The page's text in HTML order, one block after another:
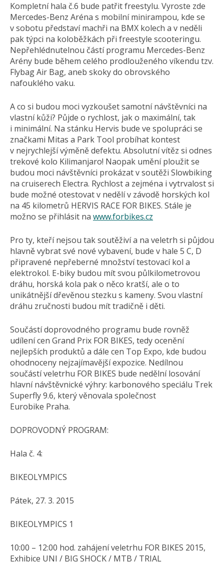
Kompletní hala č.6 bude patřit freestylu. Vyroste zde
Mercedes-Benz Aréna s mobilní minirampou, kde se
v sobotu představí machři na BMX kolech a v neděli
pak týpci na koloběžkách při freestyle scooteringu.
Nepřehlédnutelnou částí programu Mercedes-Benz
Arény bude během celého prodlouženého víkendu tzv.
Flybag Air Bag, aneb skoky do obrovského
nafouklého vaku.
A co si budou moci vyzkoušet samotní návštěvníci na
vlastní kůži? Půjde o rychlost, jak o maximální, tak
i minimální. Na stánku Hervis bude ve spolupráci se
značkami Mitas a Park Tool probíhat kontest
v nejrychlejší výměně defektu. Absolutní vítěz si odnes
trekové kolo Kilimanjaro! Naopak umění ploužit se
budou moci návštěvníci prokázat v soutěži Slowbiking
na cruiserech Electra. Rychlost a zejména i vytrvalost si
bude možné otestovat v nedělí v závodě horských kol
na 45 kilometrů HERVIS RACE FOR BIKES. Stále je
možno se přihlásit na www.forbikes.cz
Pro ty, kteří nejsou tak soutěživí a na veletrh si půjdou
hlavně vybrat své nové vybavení, bude v hale 5 C, D
připravené nepřeberné množství testovací kol a
elektrokol. E-biky budou mít svou půlkilometrovou
dráhu, horská kola pak o něco kratší, ale o to
unikátnější dřevěnou stezku s kameny. Svou vlastní
dráhu zručnosti budou mít tradičně i děti.
Součástí doprovodného programu bude rovněž
udílení cen Grand Prix FOR BIKES, tedy ocenění
nejlepších produktů a dále cen Top Expo, kde budou
ohodnoceny nejzajímavější expozice. Nedílnou
součástí veletrhu FOR BIKES bude nedělní losování
hlavní návštěvnické výhry: karbonového speciálu Trek
Superfly 9.6, který věnovala společnost
Eurobike Praha.
DOPROVODNÝ PROGRAM:
Hala č. 4:
BIKEOLYMPICS
Pátek, 27. 3. 2015
BIKEOLYMPICS 1
10:00 – 12:00 hod. zahájení veletrhu FOR BIKES 2015,
Exhibice UNI / BIG SHOCK / MTB / TRIAL